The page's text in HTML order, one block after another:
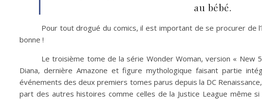
au bébé.
Pour tout drogué du comics, il est important de se procurer de
bonne !
Le troisième tome de la série Wonder Woman, version « New
Diana, dernière Amazone et figure mythologique faisant partie
événements des deux premiers tomes parus depuis la DC
part des autres histoires comme celles de la Justice League même